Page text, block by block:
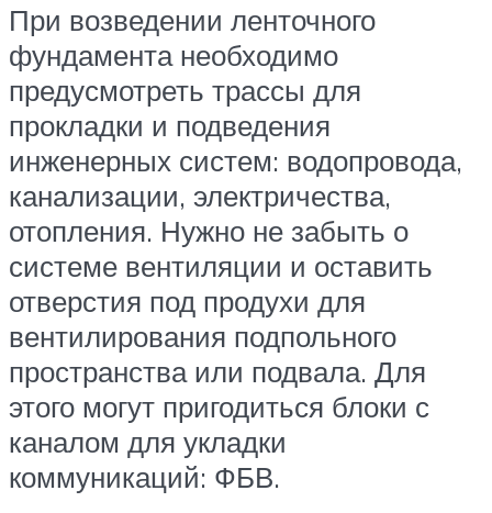
При возведении ленточного
фундамента необходимо
предусмотреть трассы для
прокладки и подведения
инженерных систем: водопровода,
канализации, электричества,
отопления. Нужно не забыть о
системе вентиляции и оставить
отверстия под продухи для
вентилирования подпольного
пространства или подвала. Для
этого могут пригодиться блоки с
каналом для укладки
коммуникаций: ФБВ.